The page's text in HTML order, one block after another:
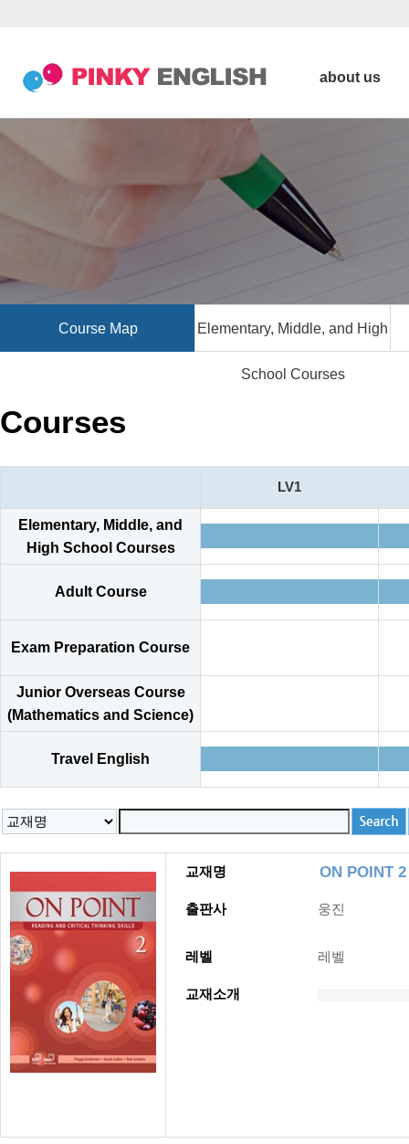
about us
Course Map Elementary, Middle, and High
School Courses
Courses
LV1
Elementary, Middle, and
High School Courses
Adult Course
Exam Preparation Course
Junior Overseas Course
(Mathematics and Science)
Travel English
교재명 ON POINT 2
출판사 웅진
레벨 레벨
교재소개